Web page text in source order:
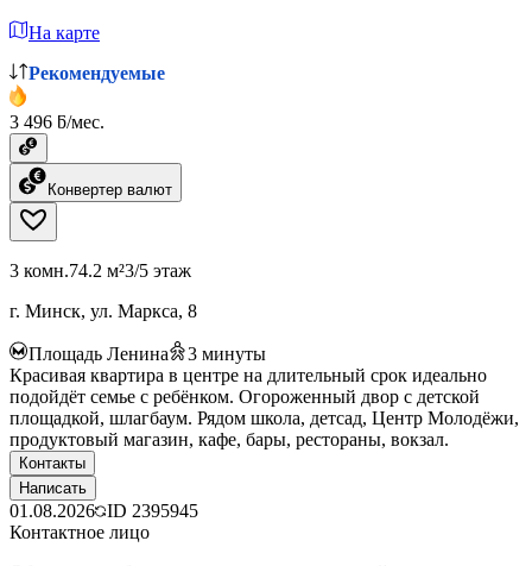
На карте
Рекомендуемые
3 496 ƃ/мес.
Конвертер валют
3 комн.74.2 м²3/5 этаж
г. Минск, ул. Маркса, 8
Площадь Ленина 3 минуты
Красивая квартира в центре на длительный срок идеально
подойдёт семье с ребёнком. Огороженный двор с детской
площадкой, шлагбаум. Рядом школа, детсад, Центр Молодёжи,
продуктовый магазин, кафе, бары, рестораны, вокзал.
Контакты
Написать
01.08.2026 ID 2395945
Контактное лицо